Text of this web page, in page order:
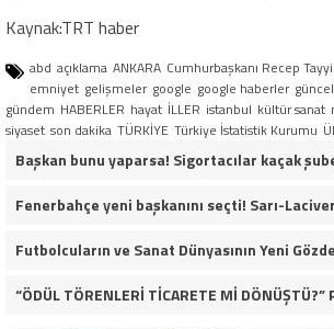
Kaynak:TRT haber
abd açıklama ANKARA Cumhurbaşkanı Recep
emniyet gelişmeler google google haberler
gündem HABERLER hayat İLLER istanbul kültür sanat
siyaset son dakika TÜRKİYE Türkiye İstatistik Kurumu
Başkan bunu yaparsa! Sigortacılar kaçak
Futbolcuların ve Sanat Dünyasının Yeni